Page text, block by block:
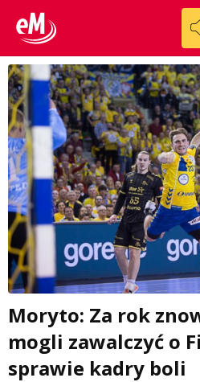
Moryto: Za rok
mogli zawalczyć o
sprawie kadry boli